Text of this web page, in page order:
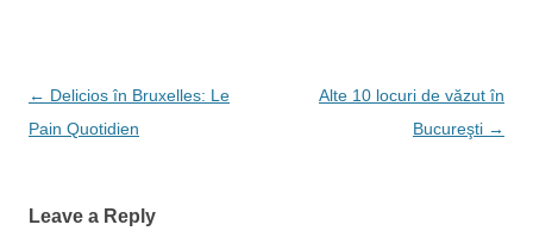
Post
navigation
← Delicios în Bruxelles: Le
Pain Quotidien
Alte 10 locuri de văzut în
Bucureşti →
Leave a Reply